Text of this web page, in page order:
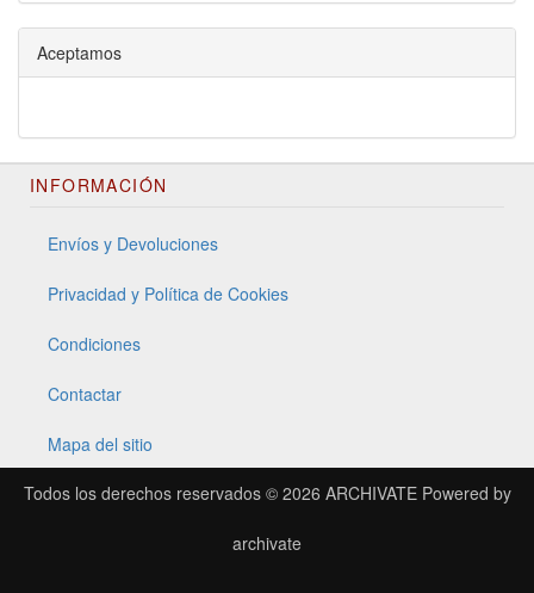
Aceptamos
INFORMACIÓN
Envíos y Devoluciones
Privacidad y Política de Cookies
Condiciones
Contactar
Mapa del sitio
Todos los derechos reservados © 2026 ARCHIVATEPowered by
archivate